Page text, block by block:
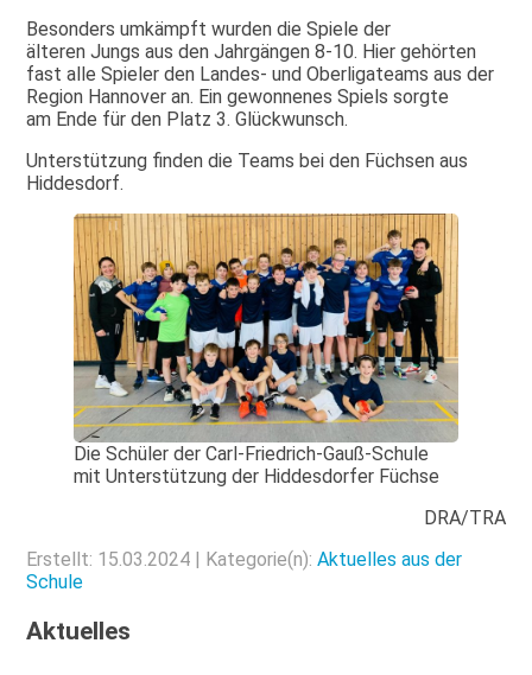
Besonders umkämpft wurden die Spiele der
älteren Jungs aus den Jahrgängen 8-10. Hier gehörten
fast alle Spieler den Landes- und Oberligateams aus der
Region Hannover an. Ein gewonnenes Spiels sorgte
am Ende für den Platz 3. Glückwunsch.
Unterstützung finden die Teams bei den Füchsen aus
Hiddesdorf.
Die Schüler der Carl-Friedrich-Gauß-Schule
mit Unterstützung der Hiddesdorfer Füchse
DRA/TRA
Erstellt: 15.03.2024 | Kategorie(n):Aktuelles aus der
Schule
Aktuelles